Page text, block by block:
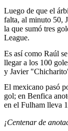
Luego de que el
falta, al minuto 50,
la que sumó tres
League.
Es así como Raúl
llegar a los 100
y Javier
El mexicano pasó
gol; en Benfica
en el Fulham lleva
¡Centenar de